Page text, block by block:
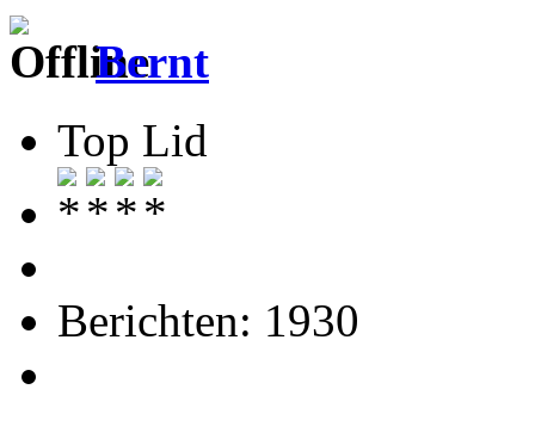
Bernt
Top Lid
Berichten: 1930